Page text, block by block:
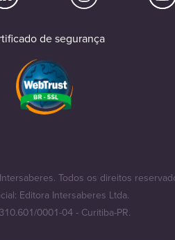
de segurança
Todos os direitos
Editora Intersaberes Ltda.
0001-04 - Curitiba-PR.